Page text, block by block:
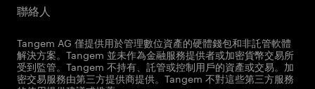
聯絡人
Tangem AG 僅提供用於管理數位資產的硬體錢包和非託管軟體
解決方案。Tangem 並未作為金融服務提供者或加密貨幣交易所
受到監管。Tangem 不持有、託管或控制用戶的資產或交易。加
密交易服務由第三方提供商提供。Tangem 不對這些第三方服務